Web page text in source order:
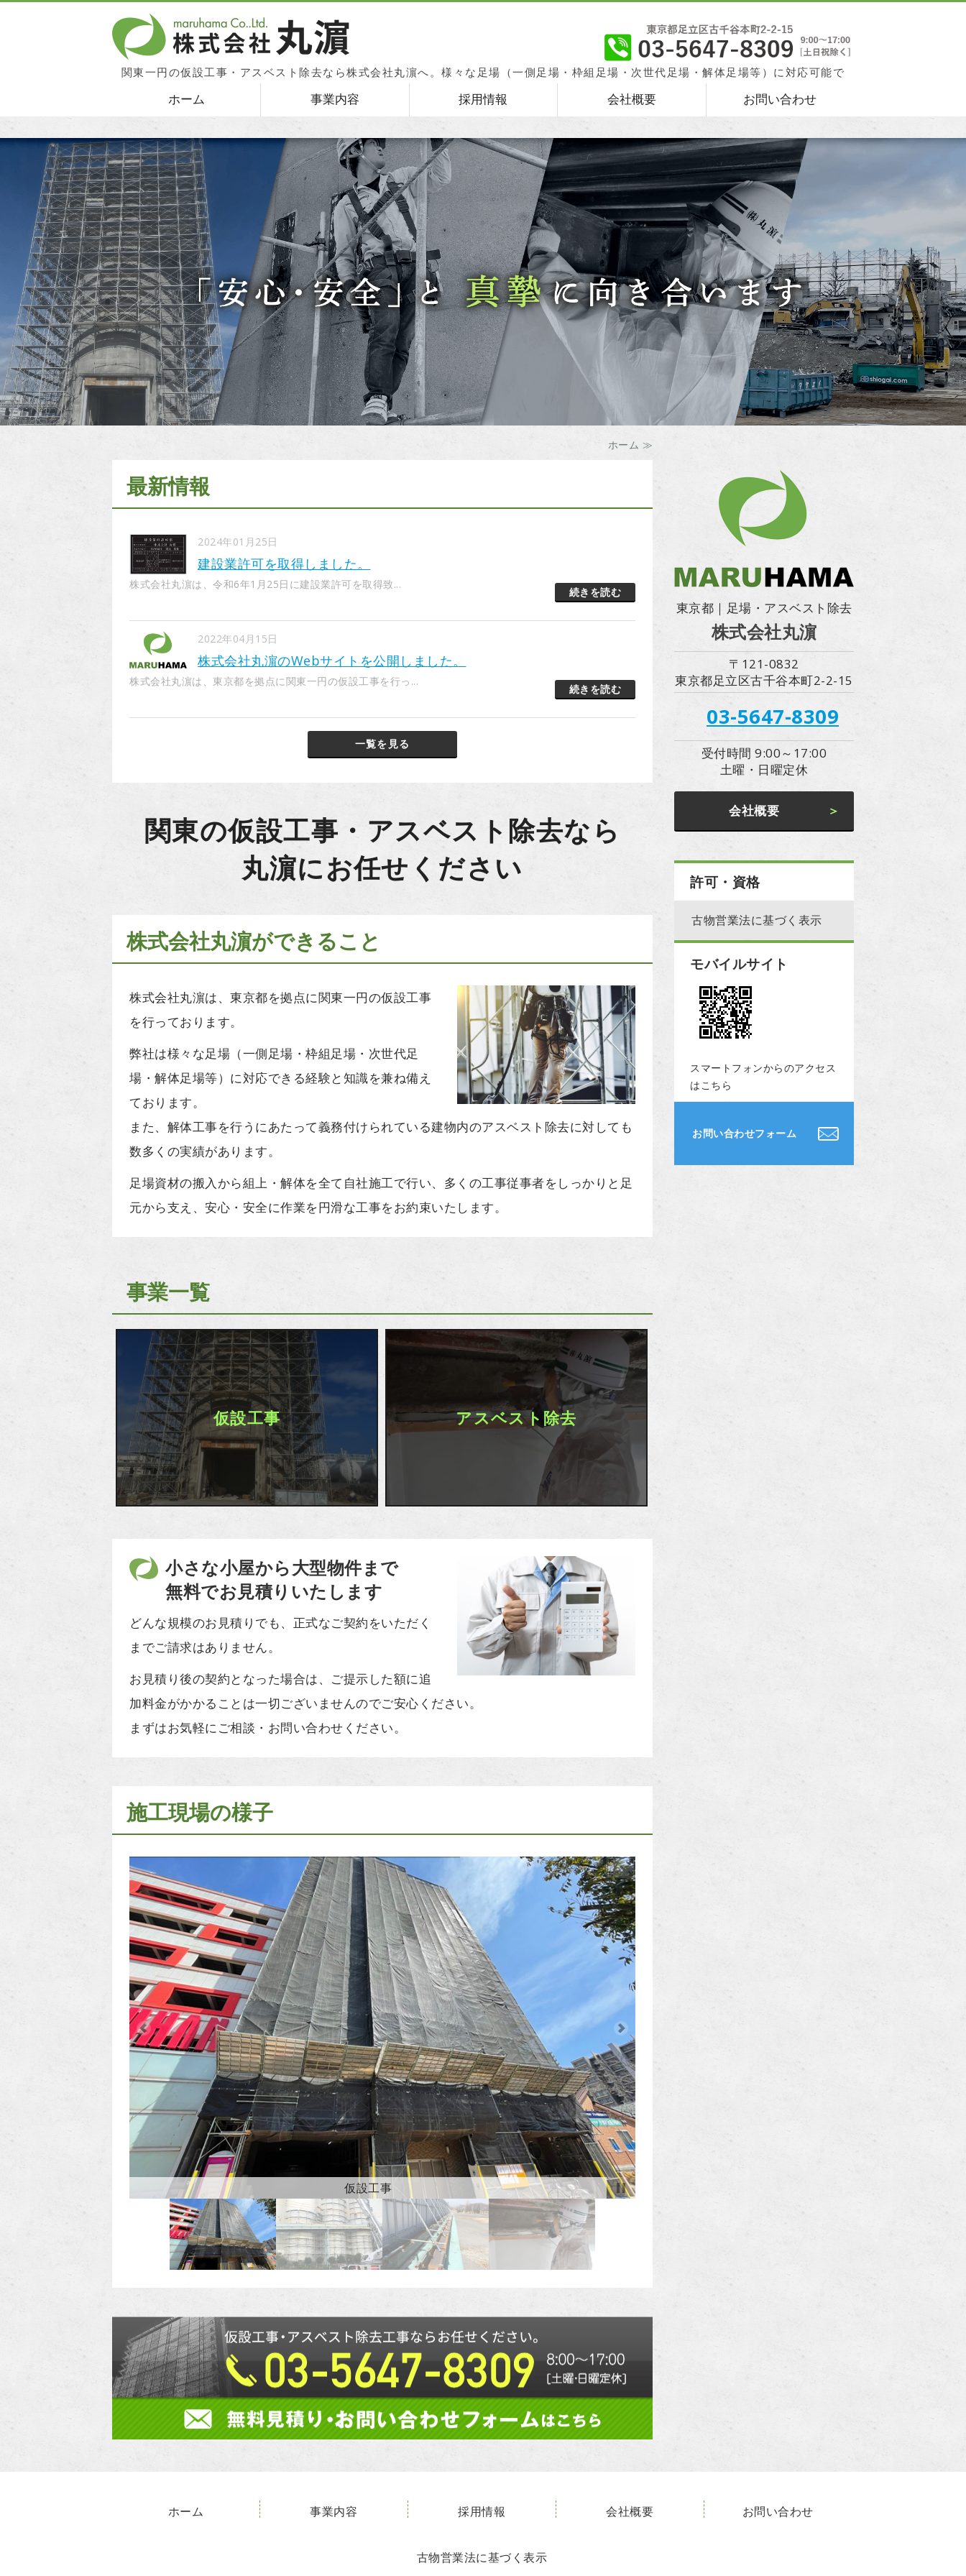
関東一円の仮設工事・アスベスト除去なら株式会社丸濵へ。様々な足場（一側足場・枠組足場・次世代足場・解体足場等）に対応可能で
す。
ホーム 事業内容 採用情報 会社概要 お問い合わせ
ホーム ≫
最新情報
2024年01月25日
建設業許可を取得しました。
株式会社丸濵は、令和6年1月25日に建設業許可を取得致...
続きを読む
2022年04月15日
株式会社丸濵のWebサイトを公開しました。
株式会社丸濵は、東京都を拠点に関東一円の仮設工事を行っ...
続きを読む
一覧を見る
関東の仮設工事・アスベスト除去なら
丸濵にお任せください
株式会社丸濵ができること
株式会社丸濵は、東京都を拠点に関東一円の仮設工事
を行っております。
弊社は様々な足場（一側足場・枠組足場・次世代足
場・解体足場等）に対応できる経験と知識を兼ね備え
ております。
また、解体工事を行うにあたって義務付けられている建物内のアスベスト除去に対しても
数多くの実績があります。
足場資材の搬入から組上・解体を全て自社施工で行い、多くの工事従事者をしっかりと足
元から支え、安心・安全に作業を円滑な工事をお約束いたします。
事業一覧
仮設工事 アスベスト除去
小さな小屋から大型物件まで
無料でお見積りいたします
どんな規模のお見積りでも、正式なご契約をいただく
までご請求はありません。
お見積り後の契約となった場合は、ご提示した額に追
加料金がかかることは一切ございませんのでご安心ください。
まずはお気軽にご相談・お問い合わせください。
施工現場の様子
仮設改修工事
東京都｜足場・アスベスト除去
株式会社丸濵
〒121-0832
東京都足立区古千谷本町2-2-15
03-5647-8309
受付時間 9:00～17:00
土曜・日曜定休
会社概要
許可・資格
古物営業法に基づく表示
モバイルサイト
スマートフォンからのアクセス
はこちら
お問い合わせフォーム
ホーム 事業内容 採用情報 会社概要 お問い合わせ
古物営業法に基づく表示